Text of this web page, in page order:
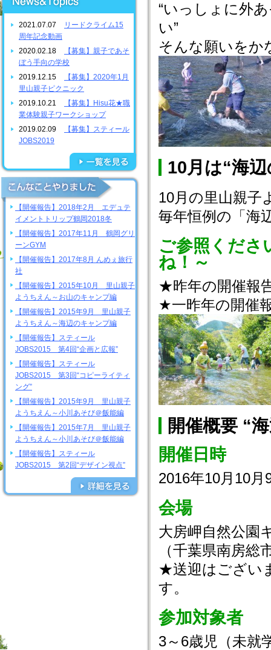
“いっしょに外
い”
そんな願いをか
10月は“海
10月の里山親子
毎年恒例の「海
ご参照くださ
ね！～
★昨年の開催報
★一昨年の開催
開催概要 “
開催日時
2016年10月10
会場
大房岬自然公園
（千葉県南房総
★送迎はござい
す。
参加対象者
3～6歳児（未就
2021.07.07
リードクライム15
周年記念動画
2020.02.18
【募集】親子であそ
ぼう手向の学校
2019.12.15
【募集】2020年1月
里山親子ピクニック
2019.10.21
【募集】Hisu花★職
業体験親子ワークショップ
2019.02.09
【募集】スティール
JOBS2019
【開催報告】2018年2月 エデュテ
イメントトリップ鶴岡2018冬
【開催報告】2017年11月 鶴岡グリ
ーンGYM
【開催報告】2017年8月 んめぇ旅行
社
【開催報告】2015年10月 里山親子
ようちえん～お山のキャンプ編
【開催報告】2015年9月 里山親子
ようちえん～海辺のキャンプ編
【開催報告】スティール
JOBS2015 第4回“企画と広報”
【開催報告】スティール
JOBS2015 第3回“コピーライティ
ング”
【開催報告】2015年9月 里山親子
ようちえん～小川あそび＠飯能編
【開催報告】2015年7月 里山親子
ようちえん～小川あそび＠飯能編
【開催報告】スティール
JOBS2015 第2回“デザイン視点”